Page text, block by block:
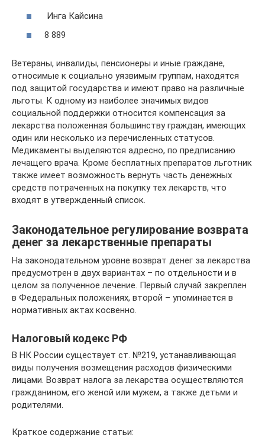
Инга Кайсина
8 889
Ветераны, инвалиды, пенсионеры и иные граждане,
относимые к социально уязвимым группам, находятся
под защитой государства и имеют право на различные
льготы. К одному из наиболее значимых видов
социальной поддержки относится компенсация за
лекарства положенная большинству граждан, имеющих
один или несколько из перечисленных статусов.
Медикаменты выделяются адресно, по предписанию
лечащего врача. Кроме бесплатных препаратов льготник
также имеет возможность вернуть часть денежных
средств потраченных на покупку тех лекарств, что
входят в утвержденный список.
Законодательное регулирование возврата
денег за лекарственные препараты
На законодательном уровне возврат денег за лекарства
предусмотрен в двух вариантах – по отдельности и в
целом за полученное лечение. Первый случай закреплен
в Федеральных положениях, второй – упоминается в
нормативных актах косвенно.
Налоговый кодекс РФ
В НК России существует ст. №219, устанавливающая
виды получения возмещения расходов физическими
лицами. Возврат налога за лекарства осуществляются
гражданином, его женой или мужем, а также детьми и
родителями.
Краткое содержание статьи: